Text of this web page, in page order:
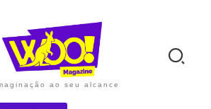
ao seu alcance